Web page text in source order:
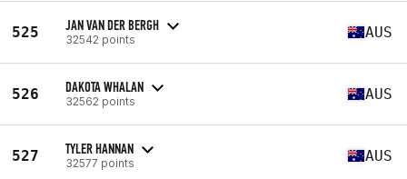
525 JAN VAN DER BERGH
32542 points AUS
526 DAKOTA WHALAN
32562 points AUS
527 TYLER HANNAN
32577 points AUS